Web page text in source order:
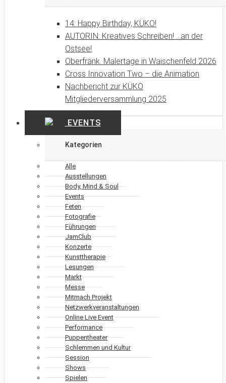
14: Happy Birthday, KÜKO!
AUTORIN: Kreatives Schreiben! …an der
Ostsee!
Oberfränk. Malertage in Waischenfeld 2026
Cross Innovation Two – die Animation
Nachbericht zur KÜKO
Mitgliederversammlung 2025
EVENTS
Kategorien
Alle
Ausstellungen
Body, Mind & Soul
Events
Feten
Fotografie
Führungen
JamClub
Konzerte
Kunsttherapie
Lesungen
Markt
Messe
Mitmach Projekt
Netzwerkveranstaltungen
Online Live Event
Performance
Puppentheater
Schlemmen und Kultur
Session
Shows
Spielen